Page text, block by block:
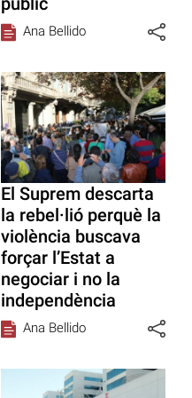
Ana Bellido
El Suprem descarta
la rebel·lió perquè la
violència buscava
forçar l’Estat a
negociar i no la
independència
Ana Bellido